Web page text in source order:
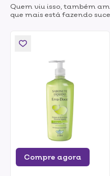
Quem viu isso, também
que mais está fazendo
Compre agora